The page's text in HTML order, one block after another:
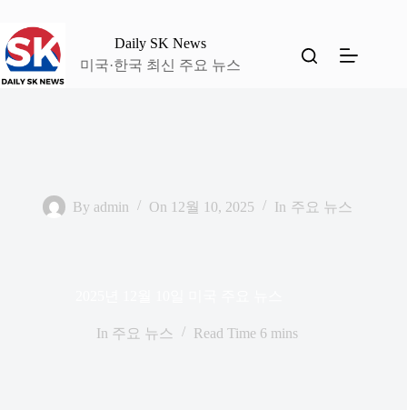
으
로
건
Daily SK News
미국·한국 최신 주요 뉴스
By admin On 12월 10, 2025 In 주요 뉴스
In 주요 뉴스 Read Time 6 mins